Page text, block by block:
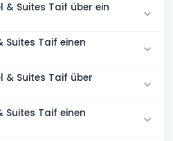
& Suites Taif über ein
Suites Taif einen
& Suites Taif über
Suites Taif einen